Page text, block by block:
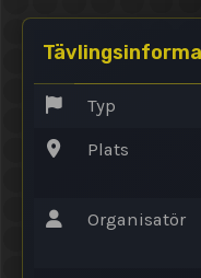
Typ
Plats
Organisatör